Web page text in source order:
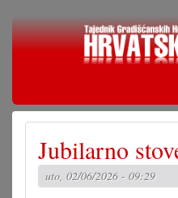
Skoči
Jubilarno
uto, 02/06/2026 - 09:29